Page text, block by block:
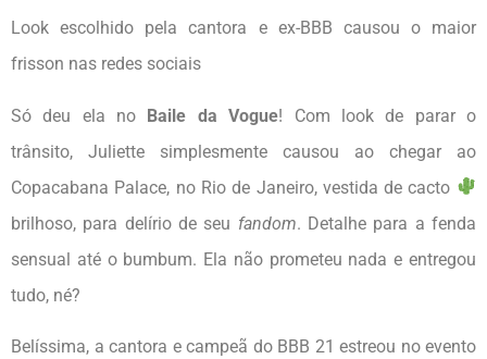
Look escolhido pela cantora e ex-BBB causou o maior
frisson nas redes sociais
Só deu ela no Baile da Vogue! Com look de parar o
trânsito, Juliette simplesmente causou ao chegar ao
Copacabana Palace, no Rio de Janeiro, vestida de cacto
brilhoso, para delírio de seu fandom. Detalhe para a fenda
sensual até o bumbum. Ela não prometeu nada e entregou
tudo, né?
Belíssima, a cantora e campeã do BBB 21 estreou no evento